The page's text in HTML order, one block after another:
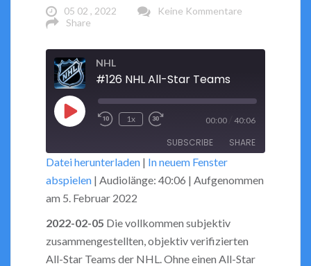
05 02 , 2022
Keine Kommentare
Share
NHL
#126 NHL All-Star Teams
Play
Rewind
Seconds
1x
Fast
Forward
30
seconds
00:00 40:06
SUBSCRIBE SHARE
RSS FEED
SHARE
EMBED
Datei herunterladen | In neuem Fenster
abspielen | Audiolänge: 40:06 | Aufgenommen
am 5. Februar 2022
2022-02-05 Die vollkommen subjektiv
zusammengestellten, objektiv verifizierten
All-Star Teams der NHL. Ohne einen All-Star